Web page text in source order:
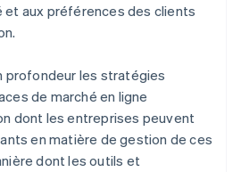
et aux préférences des clients
profondeur les stratégies
de marché en ligne
dont les entreprises peuvent
en matière de gestion de ces
dont les outils et